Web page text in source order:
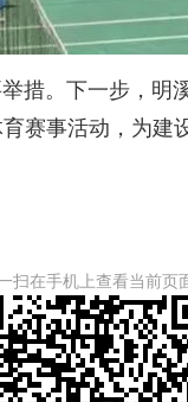
。下一步，明
赛事活动，为建
扫在手机上查看当前页